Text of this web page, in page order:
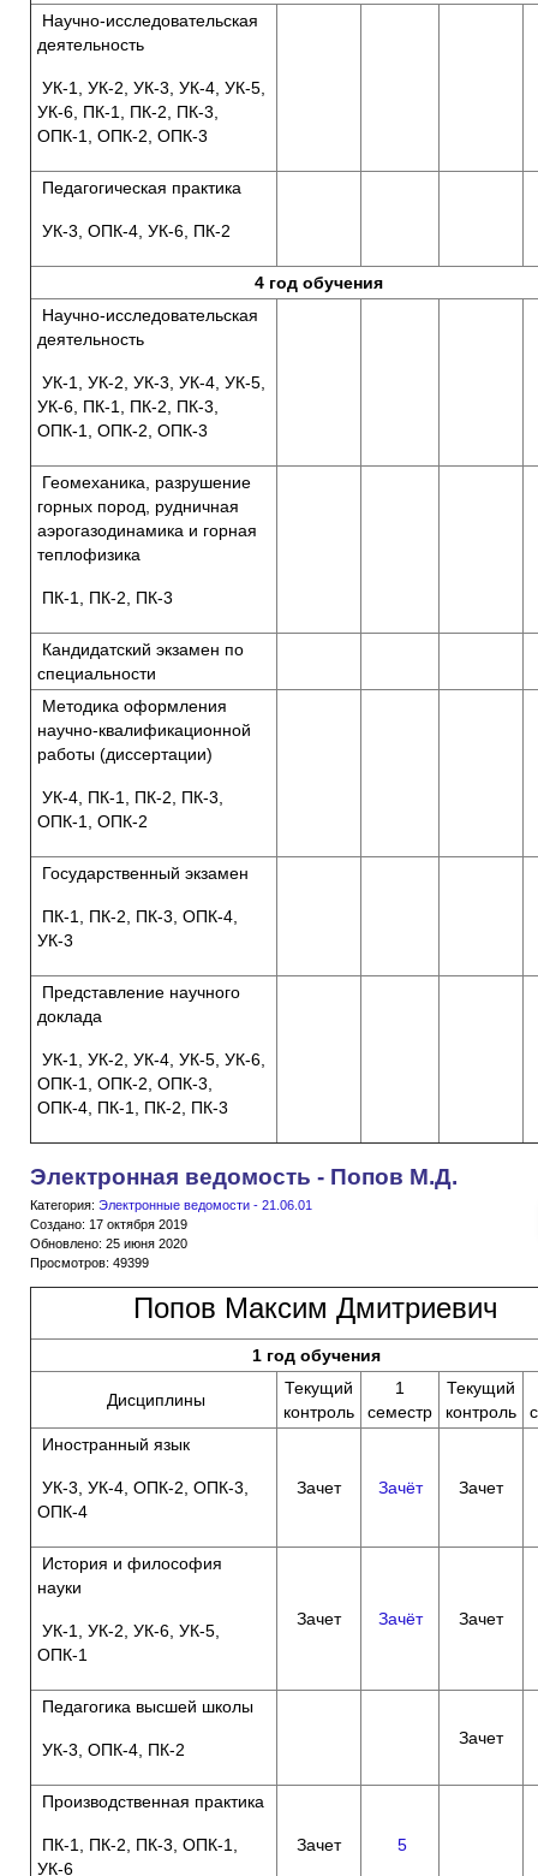
Научно-исследовательская
деятельность
УК-1, УК-2, УК-3, УК-4, УК-5,
УК-6, ПК-1, ПК-2, ПК-3,
ОПК-1, ОПК-2, ОПК-3
Педагогическая практика
УК-3, ОПК-4, УК-6, ПК-2
4 год обучения
Научно-исследовательская
деятельность
УК-1, УК-2, УК-3, УК-4, УК-5,
УК-6, ПК-1, ПК-2, ПК-3,
ОПК-1, ОПК-2, ОПК-3
Геомеханика, разрушение
горных пород, рудничная
аэрогазодинамика и горная
теплофизика
ПК-1, ПК-2, ПК-3
Кандидатский экзамен по
специальности
Методика оформления
научно-квалификационной
работы (диссертации)
УК-4, ПК-1, ПК-2, ПК-3,
ОПК-1, ОПК-2
Государственный экзамен
ПК-1, ПК-2, ПК-3, ОПК-4,
УК-3
Представление научного
доклада
УК-1, УК-2, УК-4, УК-5, УК-6,
ОПК-1, ОПК-2, ОПК-3,
ОПК-4, ПК-1, ПК-2, ПК-3
Электронная ведомость - Попов М.Д.
Категория: Электронные ведомости - 21.06.01
Создано: 17 октября 2019
Обновлено: 25 июня 2020
Просмотров: 49399
Попов Максим Дмитриевич
1 год обучения
Дисциплины
Текущий
контроль
1
семестр
Текущий
контроль
Иностранный язык
УК-3, УК-4, ОПК-2, ОПК-3,
ОПК-4
Зачет Зачёт Зачет
История и философия
науки
УК-1, УК-2, УК-6, УК-5,
ОПК-1
Зачет Зачёт Зачет
Педагогика высшей школы
УК-3, ОПК-4, ПК-2
Зачет
Производственная практика
ПК-1, ПК-2, ПК-3, ОПК-1,
УК-6
Зачет 5